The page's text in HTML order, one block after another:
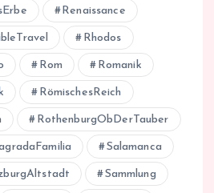
Renaissance
Rhodos
Rom Romanik
RömischesReich
RothenburgObDerTauber
Salamanca
Sammlung